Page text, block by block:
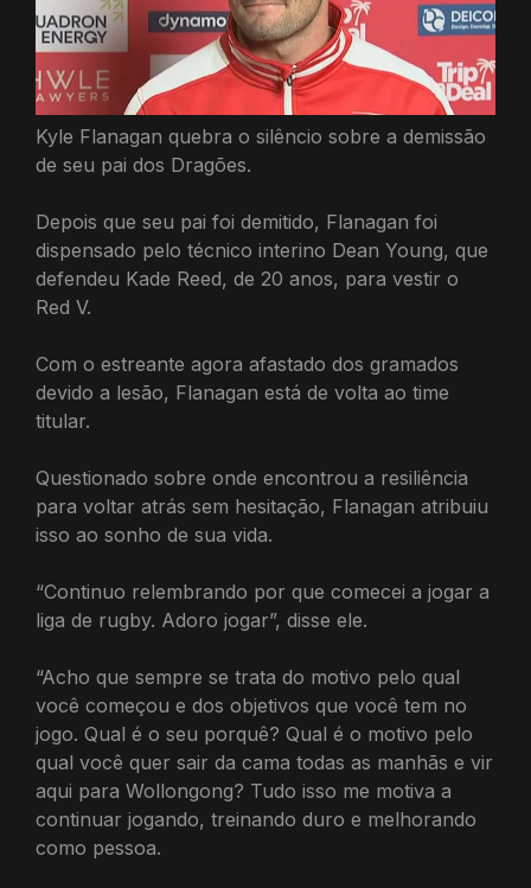
Kyle Flanagan quebra o silêncio sobre a demissão
de seu pai dos Dragões.
Depois que seu pai foi demitido, Flanagan foi
dispensado pelo técnico interino Dean Young, que
defendeu Kade Reed, de 20 anos, para vestir o
Red V.
Com o estreante agora afastado dos gramados
devido a lesão, Flanagan está de volta ao time
titular.
Questionado sobre onde encontrou a resiliência
para voltar atrás sem hesitação, Flanagan atribuiu
isso ao sonho de sua vida.
“Continuo relembrando por que comecei a jogar a
liga de rugby. Adoro jogar”, disse ele.
“Acho que sempre se trata do motivo pelo qual
você começou e dos objetivos que você tem no
jogo. Qual é o seu porquê? Qual é o motivo pelo
qual você quer sair da cama todas as manhãs e vir
aqui para Wollongong? Tudo isso me motiva a
continuar jogando, treinando duro e melhorando
como pessoa.